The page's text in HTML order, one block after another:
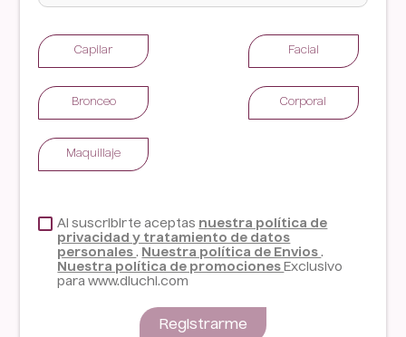
Capilar Facial
Bronceo Corporal
Maquillaje
Al suscribirte aceptas nuestra política de
privacidad y tratamiento de datos
personales. Nuestra política de Envios.
Nuestra política de promociones Exclusivo
para www.dluchi.com
Registrarme